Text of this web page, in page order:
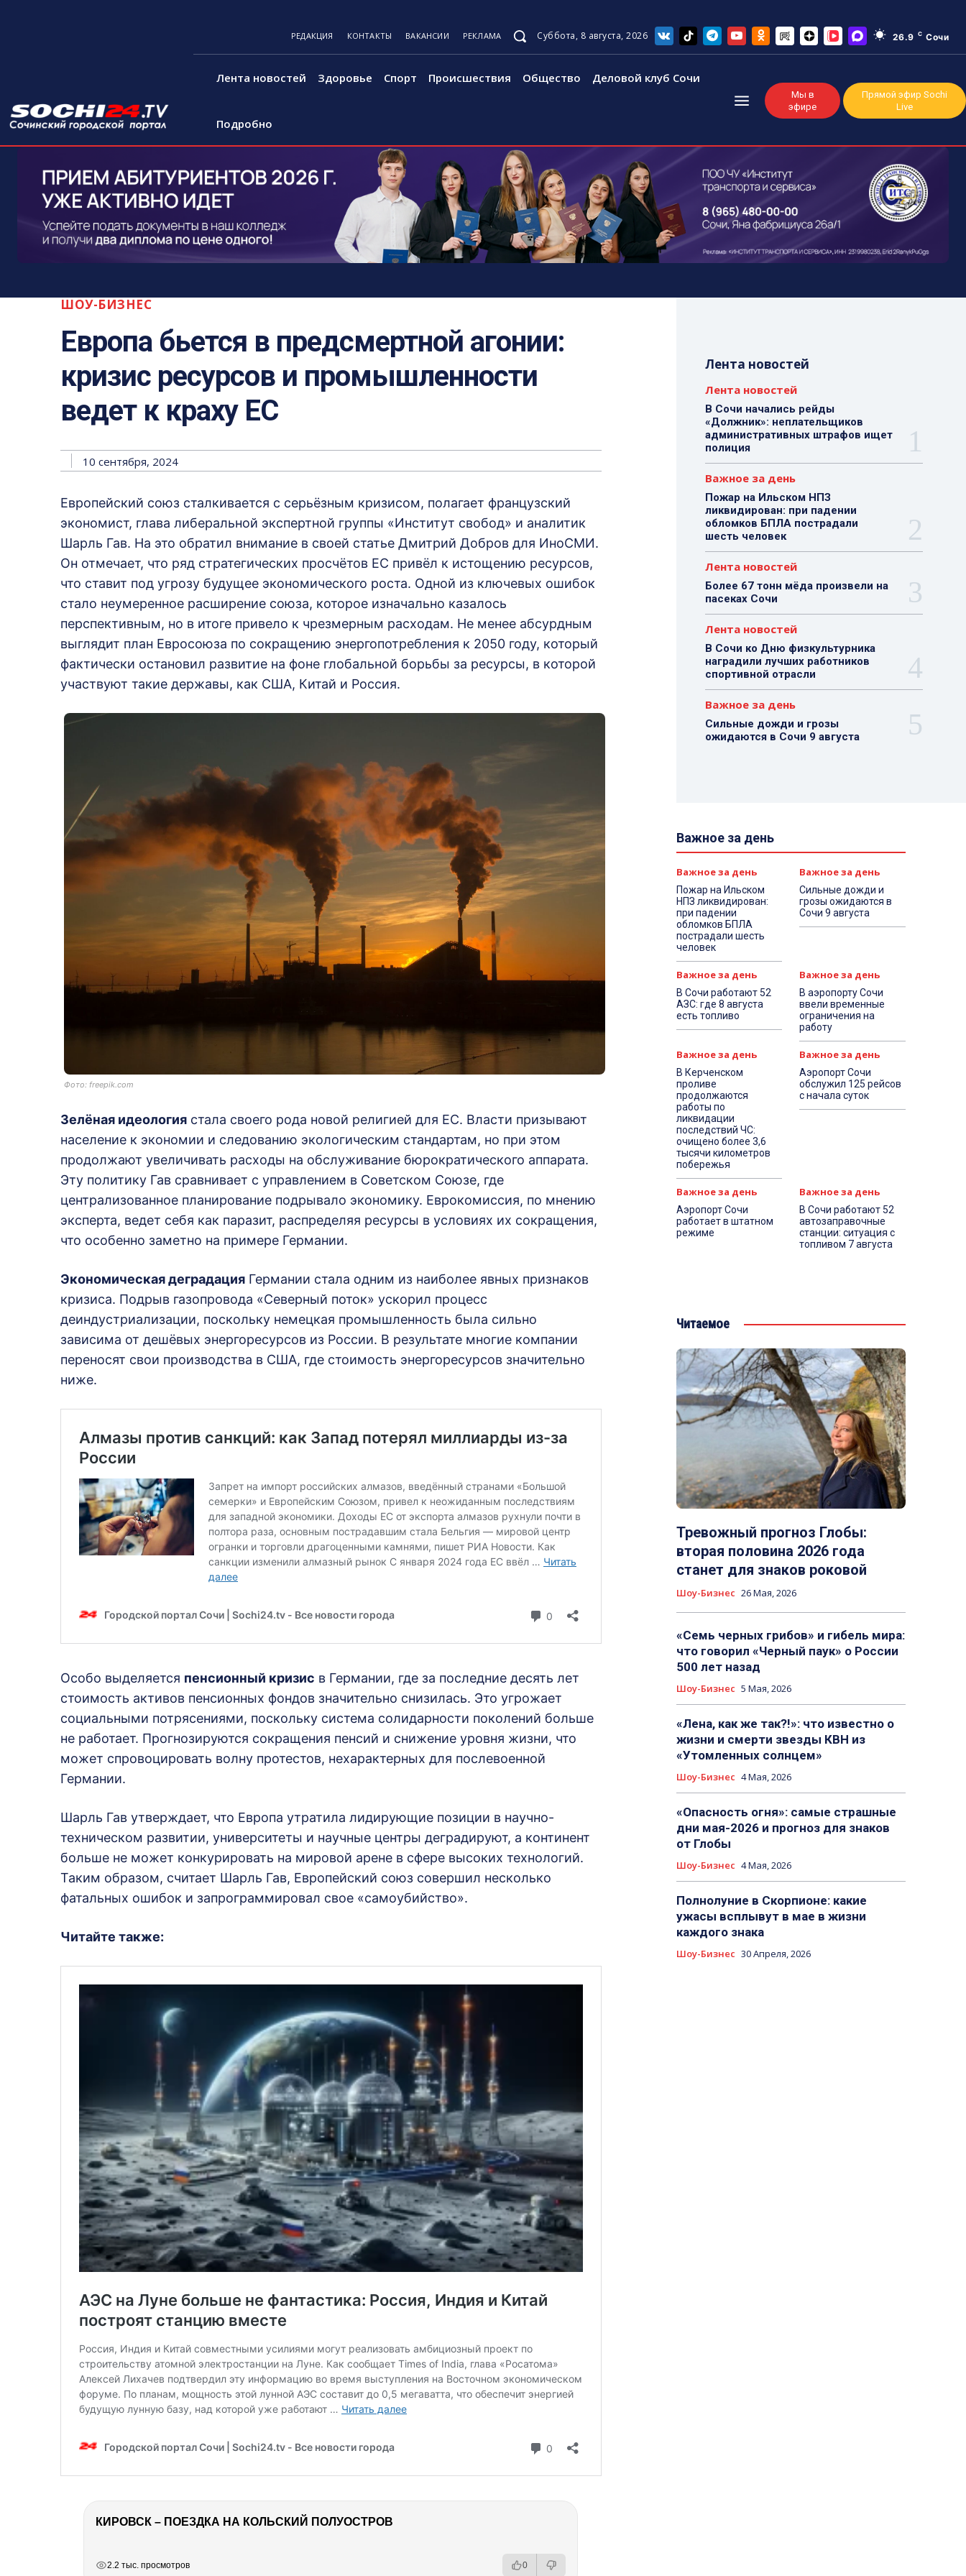
РЕДАКЦИЯ КОНТАКТЫ ВАКАНСИИ РЕКЛАМА Суббота, 8 августа, 2026 26.9 C Сочи
Лента новостей Здоровье Спорт Происшествия Общество Деловой клуб Сочи
Подробно
Мы в
эфире
Прямой эфир Sochi
Live
ШОУ-БИЗНЕС
Европа бьется в предсмертной агонии:
кризис ресурсов и промышленности
ведет к краху ЕС
10 сентября, 2024
Европейский союз сталкивается с серьёзным кризисом, полагает французский
экономист, глава либеральной экспертной группы «Институт свобод» и аналитик
Шарль Гав. На это обратил внимание в своей статье Дмитрий Добров для ИноСМИ.
Он отмечает, что ряд стратегических просчётов ЕС привёл к истощению ресурсов,
что ставит под угрозу будущее экономического роста. Одной из ключевых ошибок
стало неумеренное расширение союза, которое изначально казалось
перспективным, но в итоге привело к чрезмерным расходам. Не менее абсурдным
выглядит план Евросоюза по сокращению энергопотребления к 2050 году, который
фактически остановил развитие на фоне глобальной борьбы за ресурсы, в которой
участвуют такие державы, как США, Китай и Россия.
Фото: freepik.com
Зелёная идеология стала своего рода новой религией для ЕС. Власти призывают
население к экономии и следованию экологическим стандартам, но при этом
продолжают увеличивать расходы на обслуживание бюрократического аппарата.
Эту политику Гав сравнивает с управлением в Советском Союзе, где
централизованное планирование подрывало экономику. Еврокомиссия, по мнению
эксперта, ведет себя как паразит, распределяя ресурсы в условиях их сокращения,
что особенно заметно на примере Германии.
Экономическая деградация Германии стала одним из наиболее явных признаков
кризиса. Подрыв газопровода «Северный поток» ускорил процесс
деиндустриализации, поскольку немецкая промышленность была сильно
зависима от дешёвых энергоресурсов из России. В результате многие компании
переносят свои производства в США, где стоимость энергоресурсов значительно
ниже.
Особо выделяется пенсионный кризис в Германии, где за последние десять лет
стоимость активов пенсионных фондов значительно снизилась. Это угрожает
социальными потрясениями, поскольку система солидарности поколений больше
не работает. Прогнозируются сокращения пенсий и снижение уровня жизни, что
может спровоцировать волну протестов, нехарактерных для послевоенной
Германии.
Шарль Гав утверждает, что Европа утратила лидирующие позиции в научно-
техническом развитии, университеты и научные центры деградируют, а континент
больше не может конкурировать на мировой арене в сфере высоких технологий.
Таким образом, считает Шарль Гав, Европейский союз совершил несколько
фатальных ошибок и запрограммировал свое «самоубийство».
Читайте также:
КИРОВСК – ПОЕЗДКА НА КОЛЬСКИЙ ПОЛУОСТРОВ
2.2 тыс. просмотров 0
Лента новостей
Лента новостей
В Сочи начались рейды
«Должник»: неплательщиков
административных штрафов ищет
полиция
Важное за день
Пожар на Ильском НПЗ
ликвидирован: при падении
обломков БПЛА пострадали
шесть человек
Лента новостей
Более 67 тонн мёда произвели на
пасеках Сочи
Лента новостей
В Сочи ко Дню физкультурника
наградили лучших работников
спортивной отрасли
Важное за день
Сильные дожди и грозы
ожидаются в Сочи 9 августа
Важное за день
Важное за день
Пожар на Ильском
НПЗ ликвидирован:
при падении
обломков БПЛА
пострадали шесть
человек
Важное за день
Сильные дожди и
грозы ожидаются в
Сочи 9 августа
Важное за день
В Сочи работают 52
АЗС: где 8 августа
есть топливо
Важное за день
В аэропорту Сочи
ввели временные
ограничения на
работу
Важное за день
В Керченском
проливе
продолжаются
работы по
ликвидации
последствий ЧС:
очищено более 3,6
тысячи километров
побережья
Важное за день
Аэропорт Сочи
обслужил 125 рейсов
с начала суток
Важное за день
Аэропорт Сочи
работает в штатном
режиме
Важное за день
В Сочи работают 52
автозаправочные
станции: ситуация с
топливом 7 августа
Читаемое
Тревожный прогноз Глобы:
вторая половина 2026 года
станет для знаков роковой
Шоу-Бизнес 26 Мая, 2026
«Семь черных грибов» и гибель мира:
что говорил «Черный паук» о России
500 лет назад
Шоу-Бизнес 5 Мая, 2026
«Лена, как же так?!»: что известно о
жизни и смерти звезды КВН из
«Утомленных солнцем»
Шоу-Бизнес 4 Мая, 2026
«Опасность огня»: самые страшные
дни мая-2026 и прогноз для знаков
от Глобы
Шоу-Бизнес 4 Мая, 2026
Полнолуние в Скорпионе: какие
ужасы всплывут в мае в жизни
каждого знака
Шоу-Бизнес 30 Апреля, 2026